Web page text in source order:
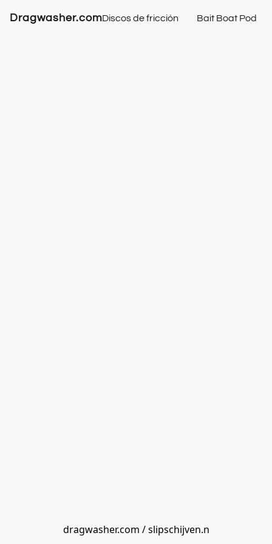
Dragwasher.comDiscos de fricción Bait Boat Pod
dragwasher.com / slipschijven.n